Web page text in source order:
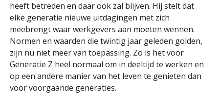
heeft betreden en daar ook zal blijven. Hij stelt dat
elke generatie nieuwe uitdagingen met zich
meebrengt waar werkgevers aan moeten wennen.
Normen en waarden die twintig jaar geleden golden,
zijn nu niet meer van toepassing. Zo is het voor
Generatie Z heel normaal om in deeltijd te werken en
op een andere manier van het leven te genieten dan
voor voorgaande generaties.